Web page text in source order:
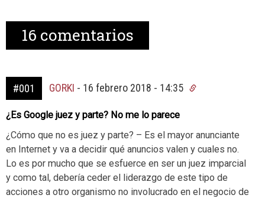
16 comentarios
#001 GORKI - 16 febrero 2018 - 14:35
¿Es Google juez y parte? No me lo parece
¿Cómo que no es juez y parte? – Es el mayor anunciante
en Internet y va a decidir qué anuncios valen y cuales no.
Lo es por mucho que se esfuerce en ser un juez imparcial
y como tal, debería ceder el liderazgo de este tipo de
acciones a otro organismo no involucrado en el negocio de